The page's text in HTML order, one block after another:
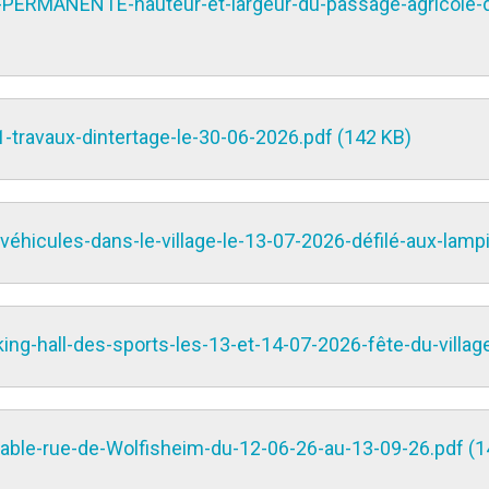
dintertage-le-30-06-2026.pdf (142 KB)
dans-le-village-le-13-07-2026-défilé-aux-
hall-des-sports-les-13-et-14-07-2026-fête-du-
rue-de-Wolfisheim-du-12-06-26-au-13-09-26.pdf